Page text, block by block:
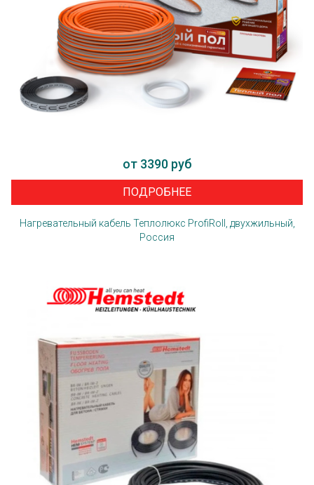
от 3390 руб
ПОДРОБНЕЕ
Нагревательный кабель Теплолюкс ProfiRoll, двухжильный,
Россия